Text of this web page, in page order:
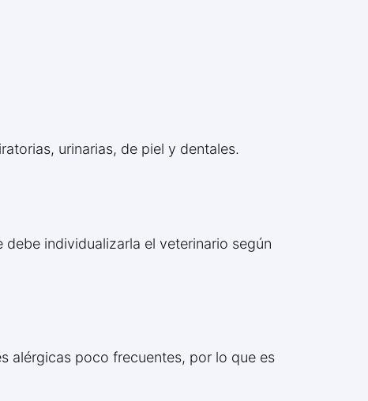
urinarias, de piel y dentales.
individualizarla el veterinario según
alérgicas poco frecuentes, por lo que es